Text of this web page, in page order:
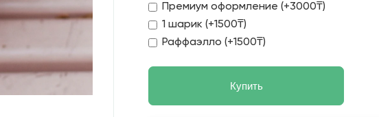
Премиум оформление (+3000₸)
1 шарик (+1500₸)
Раффаэлло (+1500₸)
Купить